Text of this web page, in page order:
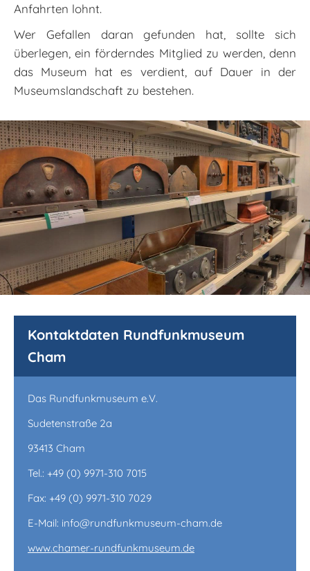
Anfahrten lohnt.
Wer Gefallen daran gefunden hat, sollte sich
überlegen, ein förderndes Mitglied zu werden, denn
das Museum hat es verdient, auf Dauer in der
Museumslandschaft zu bestehen.
Kontaktdaten Rundfunkmuseum
Cham
Das Rundfunkmuseum e.V.
Sudetenstraße 2a
93413 Cham
Tel.: +49 (0) 9971-310 7015
Fax: +49 (0) 9971-310 7029
E-Mail: info@rundfunkmuseum-cham.de
www.chamer-rundfunkmuseum.de